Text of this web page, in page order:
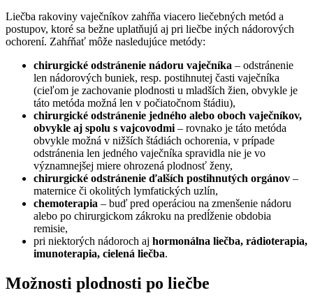
Liečba rakoviny vaječníkov zahŕňa viacero liečebných metód a
postupov, ktoré sa bežne uplatňujú aj pri liečbe iných nádorových
ochorení. Zahŕňať môže nasledujúce metódy:
chirurgické odstránenie nádoru vaječníka – odstránenie
len nádorových buniek, resp. postihnutej časti vaječníka
(cieľom je zachovanie plodnosti u mladších žien, obvykle je
táto metóda možná len v počiatočnom štádiu),
chirurgické odstránenie jedného alebo oboch vaječníkov,
obvykle aj spolu s vajcovodmi – rovnako je táto metóda
obvykle možná v nižších štádiách ochorenia, v prípade
odstránenia len jedného vaječníka spravidla nie je vo
významnejšej miere ohrozená plodnosť ženy,
chirurgické odstránenie ďalších postihnutých orgánov –
maternice či okolitých lymfatických uzlín,
chemoterapia – buď pred operáciou na zmenšenie nádoru
alebo po chirurgickom zákroku na predĺženie obdobia
remisie,
pri niektorých nádoroch aj hormonálna liečba, rádioterapia,
imunoterapia, cielená liečba.
Možnosti plodnosti po liečbe